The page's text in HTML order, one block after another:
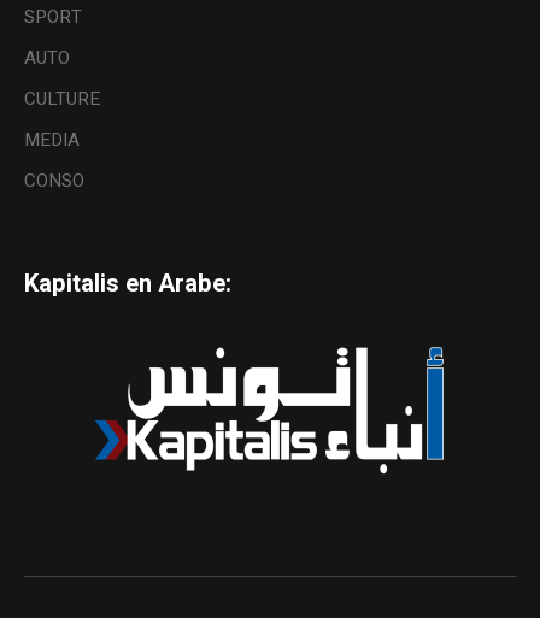
SPORT
AUTO
CULTURE
MEDIA
CONSO
Kapitalis en Arabe: